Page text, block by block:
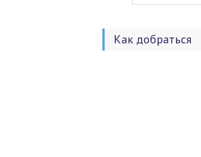
Как добраться